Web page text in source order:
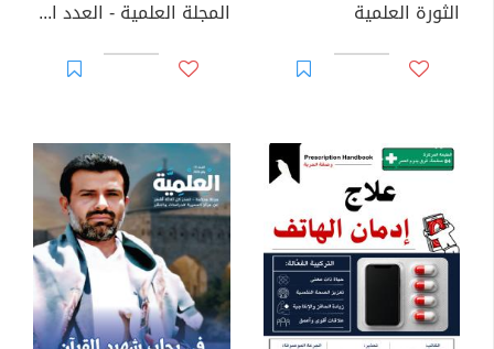
الثورة العلمية المجلة العلمية - العدد الثاني: الصهيونية